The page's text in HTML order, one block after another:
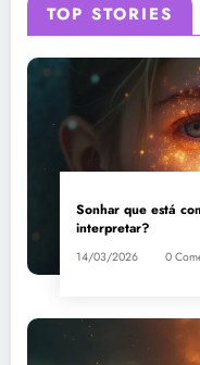
TOP STORIES
Sonhar que está
interpretar?
14/03/2026 0